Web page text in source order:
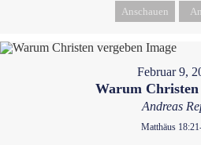
Anschauen
Februar 9,
Warum Christen
Andreas
Matthäus